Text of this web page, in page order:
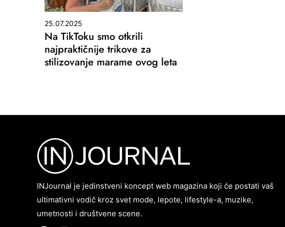
25.07.2025
Na TikToku smo otkrili
najpraktičnije trikove za
stilizovanje marame ovog leta
INJournal je jedinstveni koncept web magazina koji će postati vaš
ultimativni vodič kroz svet mode, lepote, lifestyle-a, muzike,
umetnosti i društvene scene.